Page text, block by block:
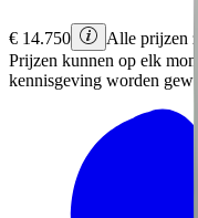
€ 14.750
Alle prijzen
Prijzen kunnen op elk
kennisgeving worden